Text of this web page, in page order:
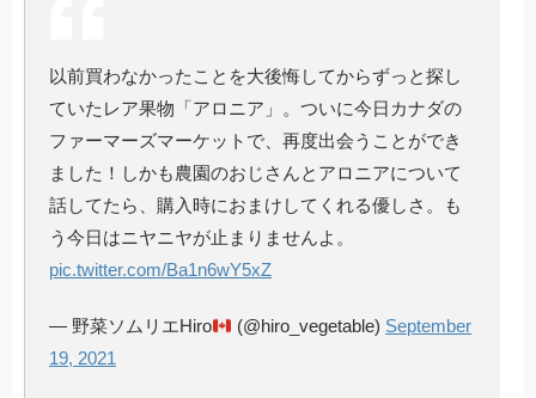
以前買わなかったことを大後悔してからずっと探し
ていたレア果物「アロニア」。ついに今日カナダの
ファーマーズマーケットで、再度出会うことができ
ました！しかも農園のおじさんとアロニアについて
話してたら、購入時におまけしてくれる優しさ。も
う今日はニヤニヤが止まりませんよ。
pic.twitter.com/Ba1n6wY5xZ
— 野菜ソムリエHiro (@hiro_vegetable) September
19, 2021